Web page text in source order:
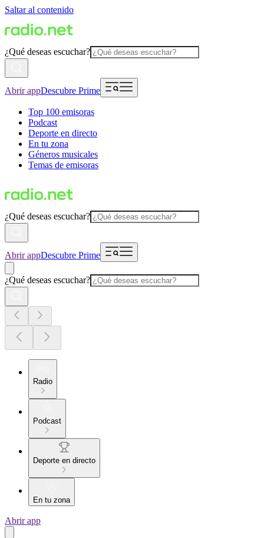
Saltar al contenido
¿Qué deseas escuchar?
Abrir appDescubre Prime
Top 100 emisoras
Podcast
Deporte en directo
En tu zona
Géneros musicales
Temas de emisoras
¿Qué deseas escuchar?
Abrir appDescubre Prime
¿Qué deseas escuchar?
Radio
Podcast
Deporte en directo
En tu zona
Abrir app